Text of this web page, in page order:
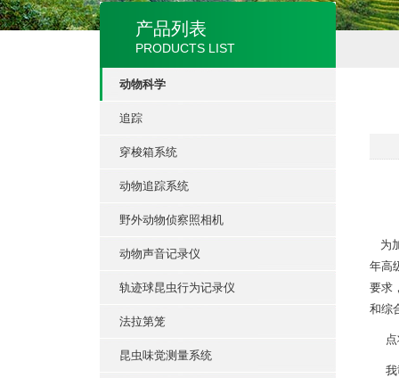
产品列表
PRODUCTS LIST
动物科学
追踪
穿梭箱系统
动物追踪系统
野外动物侦察照相机
动物声音记录仪
轨迹球昆虫行为记录仪
法拉第笼
昆虫味觉测量系统
为
年高
要求
和综
点
我